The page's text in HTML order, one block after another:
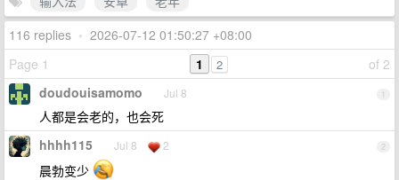
116 replies • 2026-07-12 01:50:27 +08:00
Page 1
of 2
1 2
1
doudouisamomo Jul 8
人都是会老的，也会死
2
hhhh115 Jul 8 2
晨勃变少